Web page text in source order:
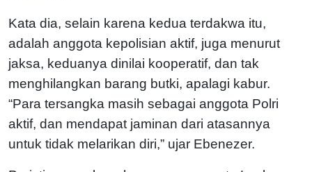
Kata dia, selain karena kedua terdakwa itu,
adalah anggota kepolisian aktif, juga menurut
jaksa, keduanya dinilai kooperatif, dan tak
menghilangkan barang butki, apalagi kabur.
“Para tersangka masih sebagai anggota Polri
aktif, dan mendapat jaminan dari atasannya
untuk tidak melarikan diri,” ujar Ebenezer.